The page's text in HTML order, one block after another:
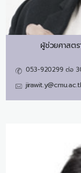
ผู้ช่วยศาสต
053-920299 ต่อ